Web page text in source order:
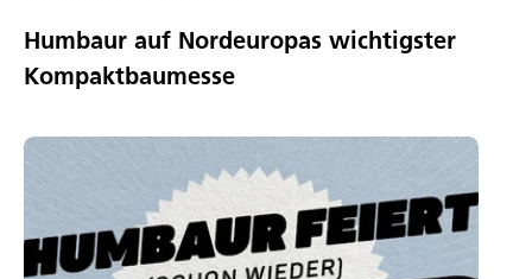
Humbaur auf Nordeuropas wichtigster
Kompaktbaumesse